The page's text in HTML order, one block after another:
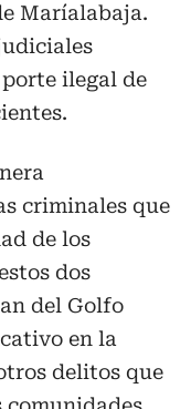
Maríalabaja.
ilegal de
criminales que
de los
dos
del Golfo
en la
delitos que